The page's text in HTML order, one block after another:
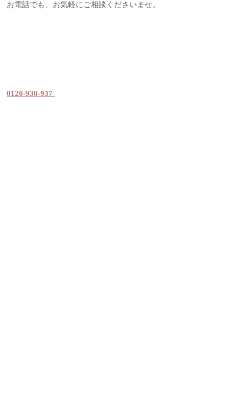
お電話でも、お気軽にご相談くださいませ。
0120-930-937